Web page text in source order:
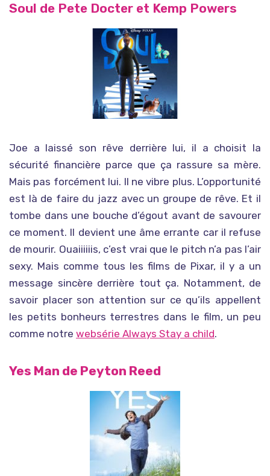
Soul de Pete Docter et Kemp Powers
Joe a laissé son rêve derrière lui, il a choisit la
sécurité financière parce que ça rassure sa mère.
Mais pas forcément lui. Il ne vibre plus. L’opportunité
est là de faire du jazz avec un groupe de rêve. Et il
tombe dans une bouche d’égout avant de savourer
ce moment. Il devient une âme errante car il refuse
de mourir. Ouaiiiiiis, c’est vrai que le pitch n’a pas l’air
sexy. Mais comme tous les films de Pixar, il y a un
message sincère derrière tout ça. Notamment, de
savoir placer son attention sur ce qu’ils appellent
les petits bonheurs terrestres dans le film, un peu
comme notre websérie Always Stay a child.
Yes Man de Peyton Reed